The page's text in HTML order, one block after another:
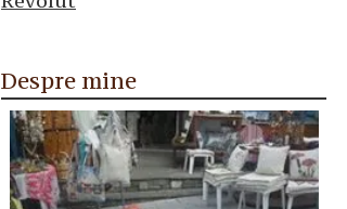
Despre mine